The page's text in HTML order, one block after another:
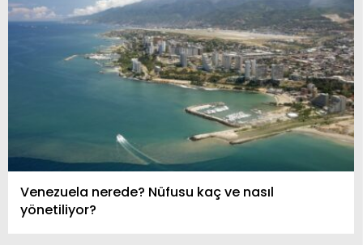
Venezuela nerede? Nüfusu kaç ve nasıl
yönetiliyor?